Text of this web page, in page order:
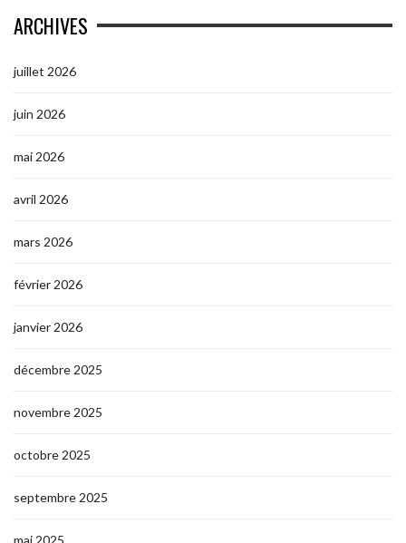
ARCHIVES
juillet 2026
juin 2026
mai 2026
avril 2026
mars 2026
février 2026
janvier 2026
décembre 2025
novembre 2025
octobre 2025
septembre 2025
mai 2025